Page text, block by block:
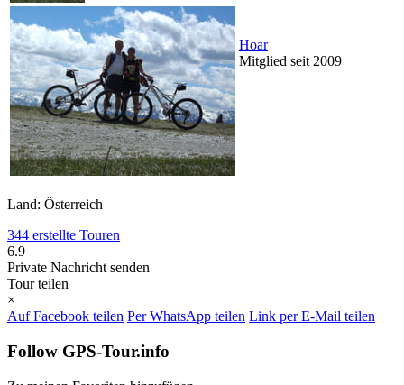
Hoar
Mitglied seit 2009
Land: Österreich
344 erstellte Touren
6.9
Private Nachricht senden
Tour teilen
×
Auf Facebook teilen Per WhatsApp teilen Link per E-Mail teilen
Follow GPS-Tour.info